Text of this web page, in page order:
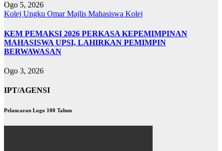
Ogo 5, 2026
Kolej Ungku OmarMajlis Mahasiswa Kolej
KEM PEMAKSI 2026 PERKASA KEPEMIMPINAN
MAHASISWA UPSI, LAHIRKAN PEMIMPIN
BERWAWASAN
Ogo 3, 2026
IPT/AGENSI
Pelancaran Logo 100 Tahun